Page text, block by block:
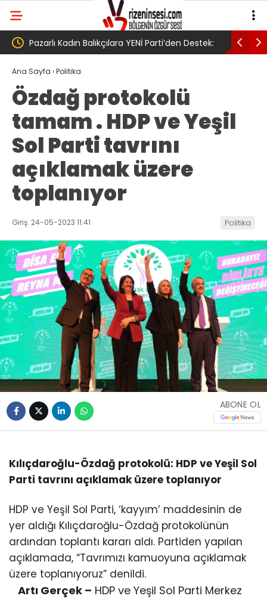
Parti’den Destek: AV. Süzen “Meclis’e gelen Çerçeve
umudumuzun fidesi olmuştur”
Ana Sayfa ›Politika
Özdağ protokolü
tamam . HDP ve Yeşil
Sol Parti tavrını
açıklamak üzere
toplanıyor
Giriş: 24-05-2023 11:41 Politika
ABONE OL
Kılıçdaroğlu-Özdağ protokolü: HDP ve Yeşil Sol
Parti tavrını açıklamak üzere toplanıyor
HDP ve Yeşil Sol Parti, ‘kayyım’ maddesinin de
yer aldığı Kılıçdaroğlu-Özdağ protokolünün
ardından toplantı kararı aldı. Partiden yapılan
açıklamada, “Tavrımızı kamuoyuna açıklamak
üzere toplanıyoruz” denildi.
Artı Gerçek – HDP ve Yeşil Sol Parti Merkez